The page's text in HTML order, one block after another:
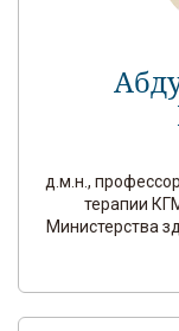
д.м.н.,
терапии
Министерства